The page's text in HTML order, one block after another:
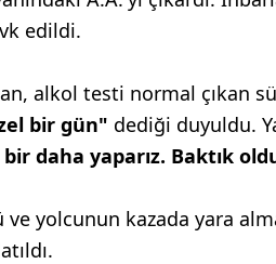
edildi.
alkol testi normal çıkan
bir gün" dediği duyuldu.
daha yaparız. Baktık
yolcunun kazada yara